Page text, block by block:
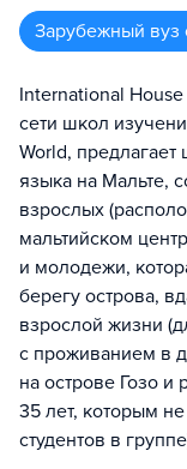
Зарубежный вуз
International
сети школ
World,
языка на Мальте,
взрослых
мальтийском
и молодежи,
берегу острова,
взрослой жизни
с проживанием в
на острове Гозо и
35 лет, которым
студентов в